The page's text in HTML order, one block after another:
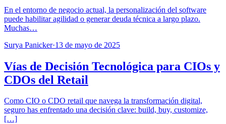
En el entorno de negocio actual, la personalización del software
puede habilitar agilidad o generar deuda técnica a largo plazo.
Muchas…
Surya Panicker·13 de mayo de 2025
Vías de Decisión Tecnológica para CIOs y
CDOs del Retail
Como CIO o CDO retail que navega la transformación digital,
seguro has enfrentado una decisión clave: build, buy, customize,
[…]